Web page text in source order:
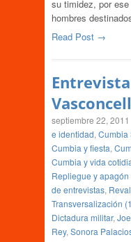
su timidez, por
hombres
Read Post →
Entrevista
septiembre 22, 2011
e identidad, Cumbia
Cumbia y fiesta,
Cumbia y vida
Repliegue y
de entrevistas,
Transversalización
Dictadura militar,
Rey, Sonora